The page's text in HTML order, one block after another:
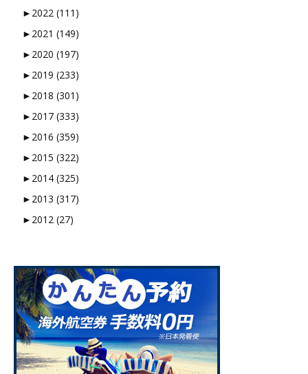
► 2022 (111)
► 2021 (149)
► 2020 (197)
► 2019 (233)
► 2018 (301)
► 2017 (333)
► 2016 (359)
► 2015 (322)
► 2014 (325)
► 2013 (317)
► 2012 (27)